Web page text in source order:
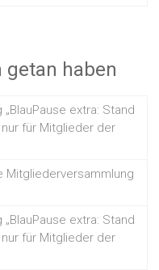
getan haben
extra: Stand
für Mitglieder der
Mitgliederversammlung
extra: Stand
für Mitglieder der